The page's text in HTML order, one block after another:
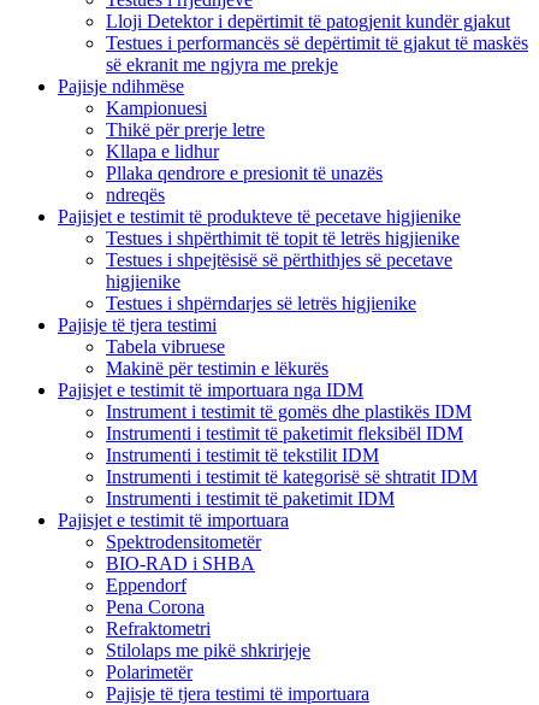
Lloji Detektor i depërtimit të patogjenit kundër gjakut
Testues i performancës së depërtimit të gjakut të maskës
së ekranit me ngjyra me prekje
Pajisje ndihmëse
Kampionuesi
Thikë për prerje letre
Kllapa e lidhur
Pllaka qendrore e presionit të unazës
ndreqës
Pajisjet e testimit të produkteve të pecetave higjienike
Testues i shpërthimit të topit të letrës higjienike
Testues i shpejtësisë së përthithjes së pecetave
higjienike
Testues i shpërndarjes së letrës higjienike
Pajisje të tjera testimi
Tabela vibruese
Makinë për testimin e lëkurës
Pajisjet e testimit të importuara nga IDM
Instrument i testimit të gomës dhe plastikës IDM
Instrumenti i testimit të paketimit fleksibël IDM
Instrumenti i testimit të tekstilit IDM
Instrumenti i testimit të kategorisë së shtratit IDM
Instrumenti i testimit të paketimit IDM
Pajisjet e testimit të importuara
Spektrodensitometër
BIO-RAD i SHBA
Eppendorf
Pena Corona
Refraktometri
Stilolaps me pikë shkrirjeje
Polarimetër
Pajisje të tjera testimi të importuara